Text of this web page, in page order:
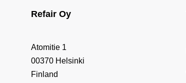
Refair Oy
Atomitie 1
00370 Helsinki
Finland